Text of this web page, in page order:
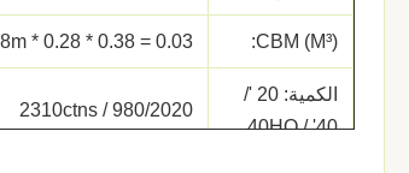
CBM (M³):
0.03 = 0.38 * 0.28 * 0.28m
الكمية: 20 '/
40' / 40HQ
980/2020 / 2310ctns